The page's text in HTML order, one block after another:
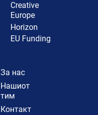
Creative
Europe
Horizon
EU Funding
За нас
Нашиот
тим
Контакт